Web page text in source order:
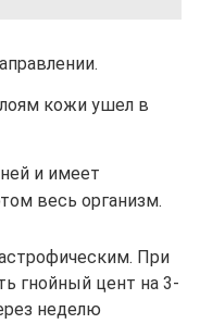
кожи ушел в
и имеет
весь организм.
При
гнойный цент на 3-
неделю